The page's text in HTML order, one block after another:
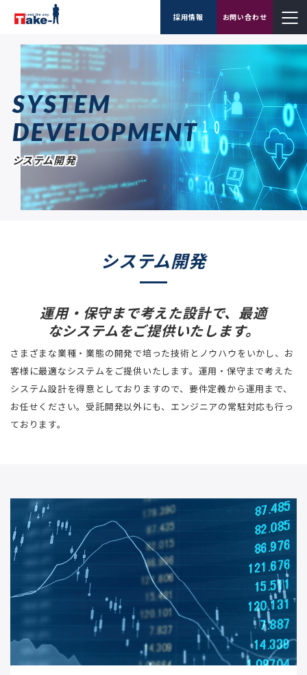
採用情報 お問い合わせ
SYSTEM
DEVELOPMENT
システム開発
システム開発
運用・保守まで考えた設計で、最適
なシステムをご提供いたします。
さまざまな業種・業態の開発で培った技術とノウハウをいかし、お
客様に最適なシステムをご提供いたします。運用・保守まで考えた
システム設計を得意としておりますので、要件定義から運用まで、
お任せください。受託開発以外にも、エンジニアの常駐対応も行っ
ております。